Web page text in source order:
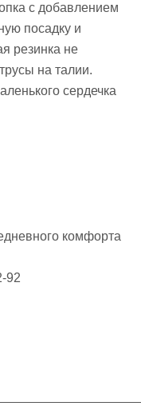
с добавлением
посадку и
резинка не
на талии.
сердечка
комфорта
92